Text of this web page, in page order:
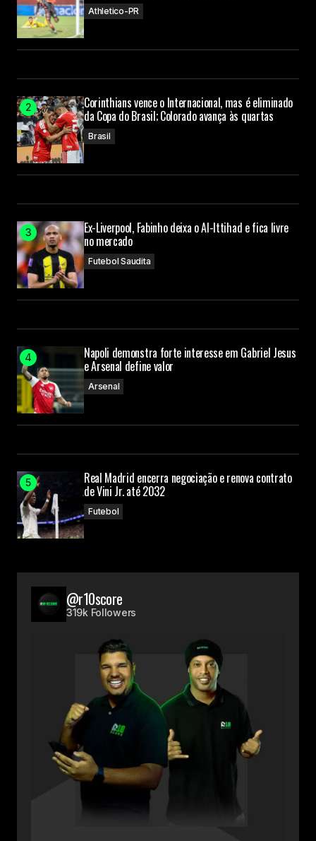
Athletico-PR
Corinthians vence o Internacional, mas é eliminado
da Copa do Brasil; Colorado avança às quartas
Brasil
Ex-Liverpool, Fabinho deixa o Al-Ittihad e fica livre
no mercado
Futebol Saudita
Napoli demonstra forte interesse em Gabriel Jesus
e Arsenal define valor
Arsenal
Real Madrid encerra negociação e renova contrato
de Vini Jr. até 2032
Futebol
@r10score
319k Followers